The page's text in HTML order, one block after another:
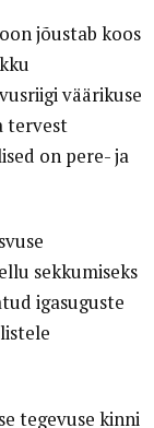
jõustab koos
väärikuse
tervest
on pere- ja
sekkumiseks
igasuguste
tegevuse kinni